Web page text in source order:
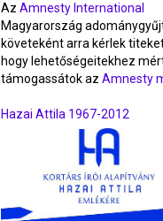
Az Amnesty International
Magyarország
követeként arra kérlek
hogy lehetőségeitekhez
támogassátok az Amnesty
Hazai Attila 1967-2012